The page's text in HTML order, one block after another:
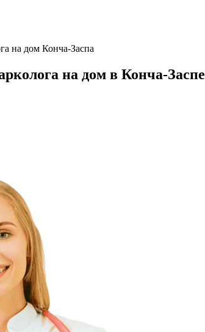
на дом Конча-Заспа
на дом в Конча-Заспе